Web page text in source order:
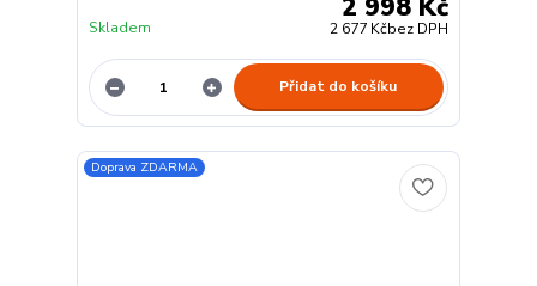
2 998 Kč
2 677 Kčbez DPH
Skladem
Přidat do košíku
Doprava ZDARMA